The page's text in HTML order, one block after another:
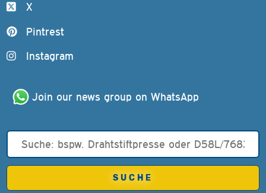
X
Pintrest
Instagram
Join our news group on WhatsApp